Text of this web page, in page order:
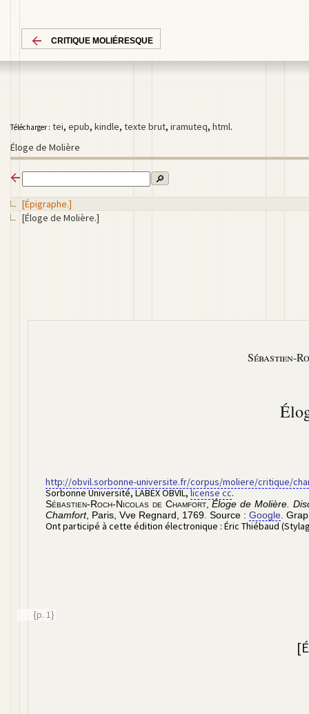
CRITIQUE MOLIÉRESQUE
Télécharger : tei, epub, kindle, texte brut, iramuteq, html.
Éloge de Molière
🔎
[Épigraphe.]
[Éloge de Molière.]
Sébastien-
http://obvil.sorbonne-universite.fr/corpus/moliere/critique/
Sorbonne Université, LABEX OBVIL,license cc.
Sébastien-Roch-Nicolas de Chamfort,Éloge de Molière.
Chamfort, Paris, Vve Regnard 1769 . Source : Google .
Ont participé à cette édition électronique : Éric Thiébaud
{p. 1}